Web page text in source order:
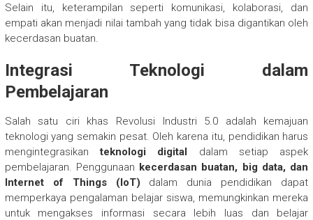
Selain itu, keterampilan seperti komunikasi, kolaborasi, dan
empati akan menjadi nilai tambah yang tidak bisa digantikan oleh
kecerdasan buatan.
Integrasi Teknologi dalam
Pembelajaran
Salah satu ciri khas Revolusi Industri 5.0 adalah kemajuan
teknologi yang semakin pesat. Oleh karena itu, pendidikan harus
mengintegrasikanteknologi digital dalam setiap aspek
pembelajaran. Penggunaan kecerdasan buatan, big data, dan
Internet of Things (IoT) dalam dunia pendidikan dapat
memperkaya pengalaman belajar siswa, memungkinkan mereka
untuk mengakses informasi secara lebih luas dan belajar